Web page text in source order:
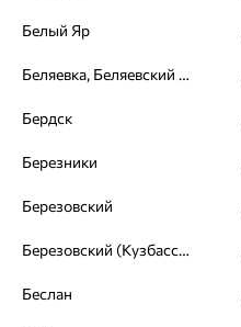
Цепь, серебро,
4 201
Белый Яр
Беляевка, Беляевский р-он
Бердск
Березники
Березовский
Березовский (Кузбасс), Берёзовский г/о
Беслан